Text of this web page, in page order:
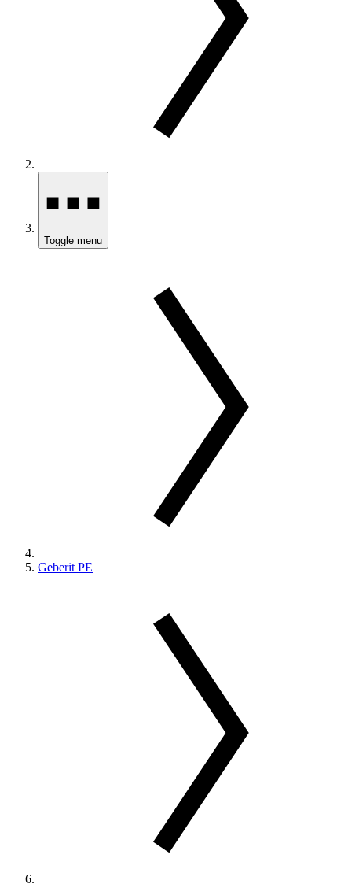
Toggle menu
Geberit PE